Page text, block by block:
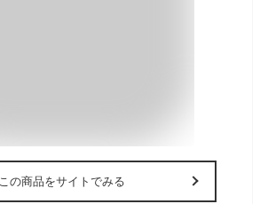
この商品をサイトでみる